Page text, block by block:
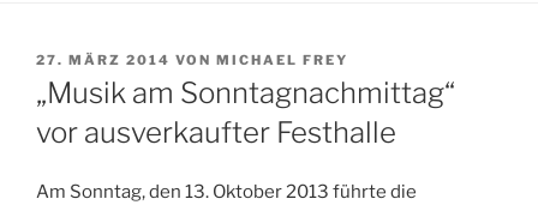
VERÖFFENTLICHT
AM
27. MÄRZ 2014 VON MICHAEL FREY
„Musik am Sonntagnachmittag“
vor ausverkaufter Festhalle
Am Sonntag, den 13. Oktober 2013 führte die